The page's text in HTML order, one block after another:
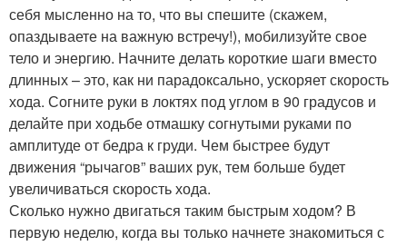
себя мысленно на то, что вы спешите (скажем,
опаздываете на важную встречу!), мобилизуйте свое
тело и энергию. Начните делать короткие шаги вместо
длинных – это, как ни парадоксально, ускоряет скорость
хода. Согните руки в локтях под углом в 90 градусов и
делайте при ходьбе отмашку согнутыми руками по
амплитуде от бедра к груди. Чем быстрее будут
движения “рычагов” ваших рук, тем больше будет
увеличиваться скорость хода.
Сколько нужно двигаться таким быстрым ходом? В
первую неделю, когда вы только начнете знакомиться с